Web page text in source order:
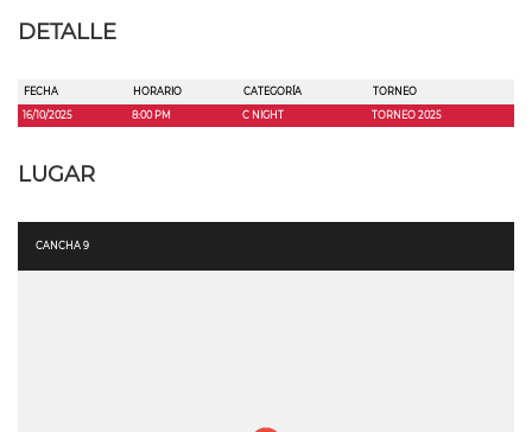
DETALLE
FECHA HORARIO CATEGORÍA
TORNEO
16/10/2025
8:00 PM C NIGHT TORNEO 2025
LUGAR
CANCHA 9